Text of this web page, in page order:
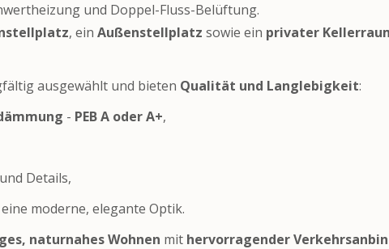
und Doppel-Fluss-Belüftung.
, ein Außenstellplatz sowie ein privater
ausgewählt und bieten Qualität und Langlebigkeit:
- PEB A oder A+,
Details,
moderne, elegante Optik.
naturnahes Wohnen mit hervorragender